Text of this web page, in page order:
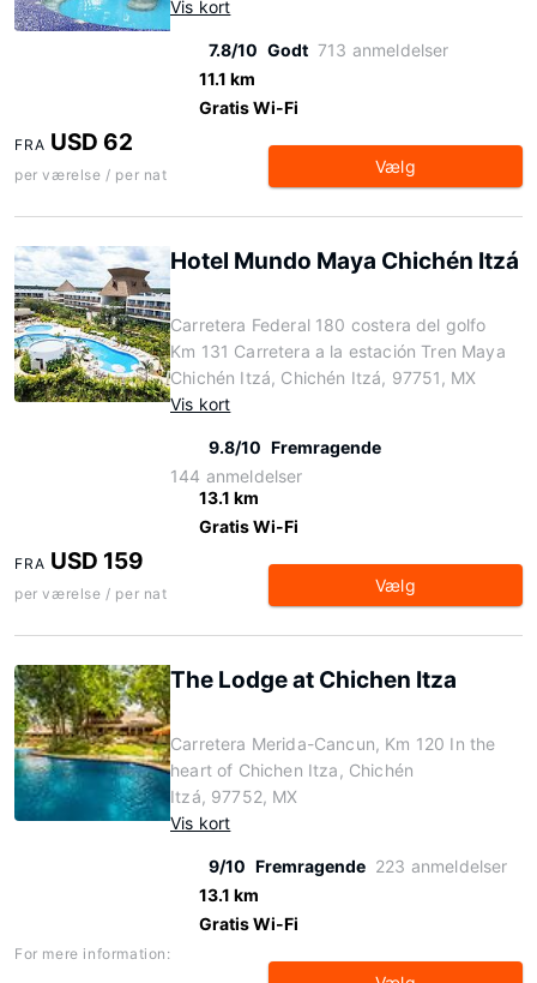
Vis kort
7.8/10 Godt 713 anmeldelser
11.1 km
Gratis Wi-Fi
FRA USD 62
per værelse / per nat Vælg
Hotel Mundo Maya Chichén Itzá
Carretera Federal 180 costera del golfo
Km 131 Carretera a la estación Tren Maya
Chichén Itzá, Chichén Itzá, 97751, MX
Vis kort
9.8/10 Fremragende
144 anmeldelser
13.1 km
Gratis Wi-Fi
FRA USD 159
per værelse / per nat Vælg
The Lodge at Chichen Itza
Carretera Merida-Cancun, Km 120 In the
heart of Chichen Itza, Chichén
Itzá, 97752, MX
Vis kort
9/10 Fremragende 223 anmeldelser
13.1 km
Gratis Wi-Fi
For mere information: